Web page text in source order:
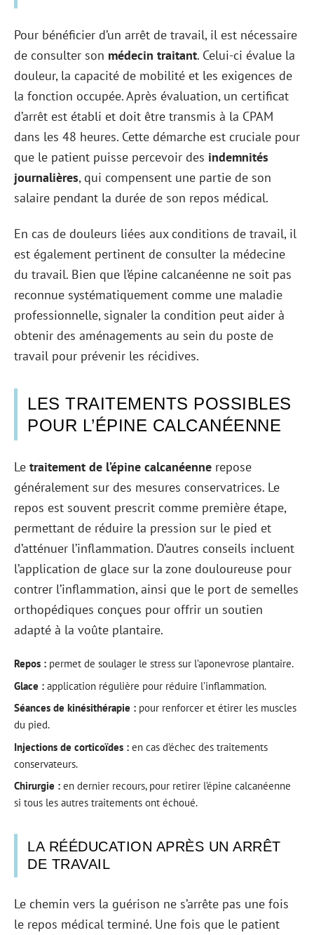
Pour bénéficier d’un arrêt de travail, il est nécessaire
de consulter son médecin traitant. Celui-ci évalue la
douleur, la capacité de mobilité et les exigences de
la fonction occupée. Après évaluation, un certificat
d’arrêt est établi et doit être transmis à la CPAM
dans les 48 heures. Cette démarche est cruciale pour
que le patient puisse percevoir des indemnités
journalières, qui compensent une partie de son
salaire pendant la durée de son repos médical.
En cas de douleurs liées aux conditions de travail, il
est également pertinent de consulter la médecine
du travail. Bien que l’épine calcanéenne ne soit pas
reconnue systématiquement comme une maladie
professionnelle, signaler la condition peut aider à
obtenir des aménagements au sein du poste de
travail pour prévenir les récidives.
LES TRAITEMENTS POSSIBLES
POUR L’ÉPINE CALCANÉENNE
Le traitement de l’épine calcanéenne repose
généralement sur des mesures conservatrices. Le
repos est souvent prescrit comme première étape,
permettant de réduire la pression sur le pied et
d’atténuer l’inflammation. D’autres conseils incluent
l’application de glace sur la zone douloureuse pour
contrer l’inflammation, ainsi que le port de semelles
orthopédiques conçues pour offrir un soutien
adapté à la voûte plantaire.
Repos : permet de soulager le stress sur l’aponevrose plantaire.
Glace : application régulière pour réduire l’inflammation.
Séances de kinésithérapie : pour renforcer et étirer les muscles
du pied.
Injections de corticoïdes : en cas d’échec des traitements
conservateurs.
Chirurgie : en dernier recours, pour retirer l’épine calcanéenne
si tous les autres traitements ont échoué.
LA RÉÉDUCATION APRÈS UN ARRÊT
DE TRAVAIL
Le chemin vers la guérison ne s’arrête pas une fois
le repos médical terminé. Une fois que le patient